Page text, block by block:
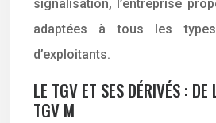
signalisation, l’entreprise
adaptées à tous les
d’exploitants.
LE TGV ET SES DÉRIVÉS : DE
TGV M